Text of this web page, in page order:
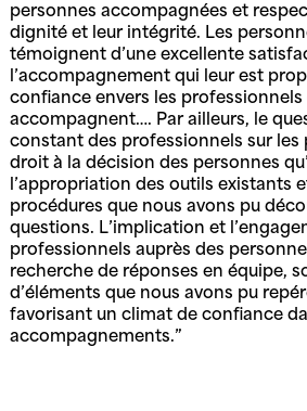
personnes accompagnées et
dignité et leur intégrité. Les
témoignent d’une excellente
l’accompagnement qui leur est
confiance envers les professionnels
accompagnent…. Par ailleurs, le
constant des professionnels sur les
droit à la décision des personnes
l’appropriation des outils existants
procédures que nous avons pu
questions. L’implication et
professionnels auprès des
recherche de réponses en équipe,
d’éléments que nous avons pu
favorisant un climat de confiance
accompagnements.”